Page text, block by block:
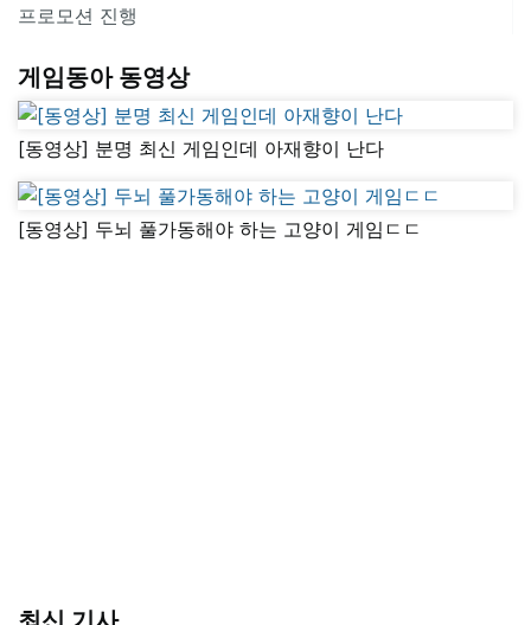
프로모션 진행
게임동아 동영상
[동영상] 분명 최신 게임인데 아재향이 난다
[동영상] 두뇌 풀가동해야 하는 고양이 게임ㄷㄷ